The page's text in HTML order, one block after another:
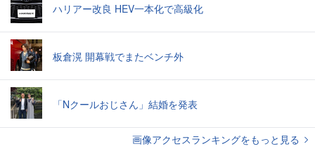
ハリアー改良 HEV一本化で高級化
板倉滉 開幕戦でまたベンチ外
「Nクールおじさん」結婚を発表
画像アクセスランキングをもっと見る